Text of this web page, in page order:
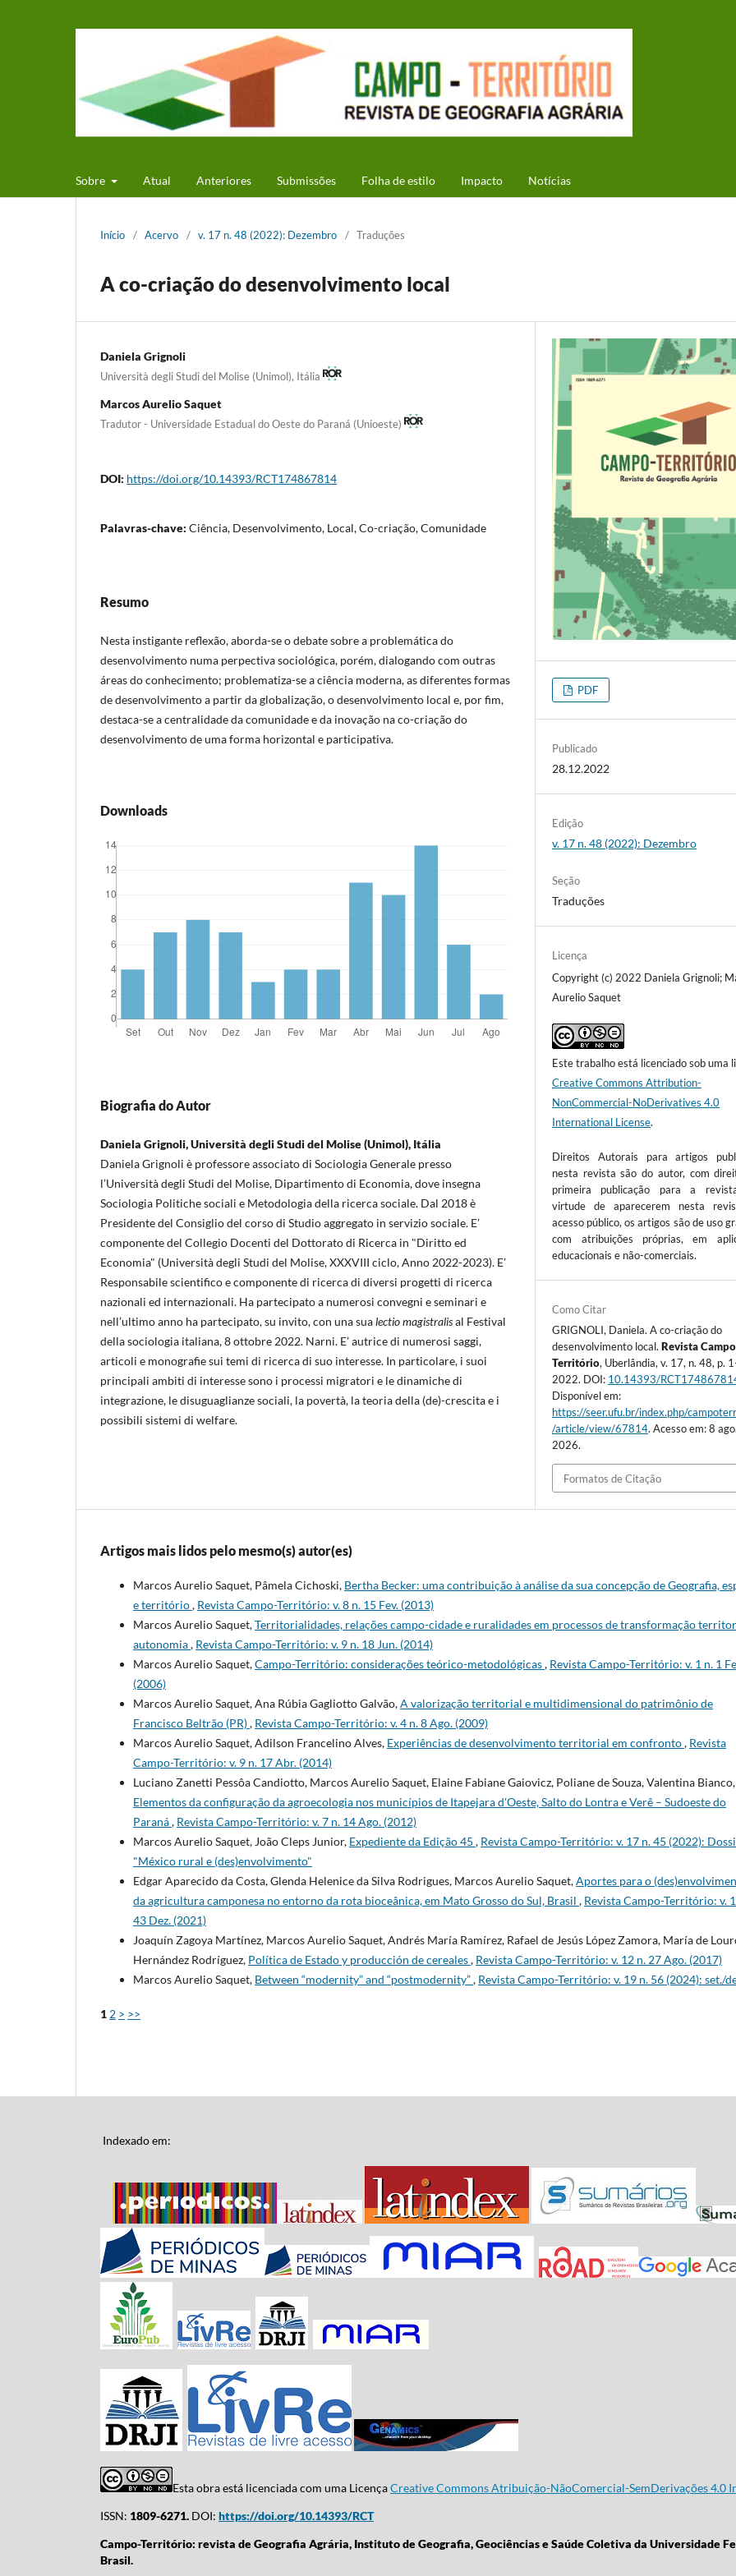
Sobre Atual Anteriores Submissões Folha de estilo Impacto Notícias
Início / Acervo / v. 17 n. 48 (2022): Dezembro / Traduções
A co-criação do desenvolvimento local
Daniela Grignoli
Università degli Studi del Molise (Unimol), Itália
Marcos Aurelio Saquet
Tradutor - Universidade Estadual do Oeste do Paraná (Unioeste)
DOI: https://doi.org/10.14393/RCT174867814
Palavras-chave: Ciência, Desenvolvimento, Local, Co-criação, Comunidade
Resumo
Nesta instigante reflexão, aborda-se o debate sobre a problemática do
desenvolvimento numa perpectiva sociológica, porém, dialogando com outras
áreas do conhecimento; problematiza-se a ciência moderna, as diferentes formas
de desenvolvimento a partir da globalização, o desenvolvimento local e, por fim,
destaca-se a centralidade da comunidade e da inovação na co-criação do
desenvolvimento de uma forma horizontal e participativa.
Downloads
Biografia do Autor
Daniela Grignoli, Università degli Studi del Molise (Unimol), Itália
Daniela Grignoli è professore associato di Sociologia Generale presso
l’Università degli Studi del Molise, Dipartimento di Economia, dove insegna
Sociologia Politiche sociali e Metodologia della ricerca sociale. Dal 2018 è
Presidente del Consiglio del corso di Studio aggregato in servizio sociale. E’
componente del Collegio Docenti del Dottorato di Ricerca in "Diritto ed
Economia" (Università degli Studi del Molise, XXXVIII ciclo, Anno 2022-2023). E’
Responsabile scientifico e componente di ricerca di diversi progetti di ricerca
nazionali ed internazionali. Ha partecipato a numerosi convegni e seminari e
nell’ultimo anno ha partecipato, su invito, con una sualectio magistralisal Festival
della sociologia italiana, 8 ottobre 2022. Narni. E’ autrice di numerosi saggi,
articoli e monografie sui temi di ricerca di suo interesse. In particolare, i suoi
principali ambiti di interesse sono i processi migratori e le dinamiche di
integrazione, le disuguaglianze sociali, la povertà, la teoria della (de)-crescita e i
possibili sistemi di welfare.
PDF
Publicado
28.12.2022
Edição
v. 17 n. 48 (2022): Dezembro
Seção
Traduções
Licença
Copyright (c) 2022 Daniela Grignoli;
Aurelio Saquet
Este trabalho está licenciado sob uma
Creative Commons Attribution-
NonCommercial-NoDerivatives 4.0
International License.
Direitos Autorais para artigos
nesta revista são do autor, com
primeira publicação para a
virtude de aparecerem nesta
acesso público, os artigos são de uso
com atribuições próprias, em
educacionais e não-comerciais.
Como Citar
GRIGNOLI, Daniela. A co-criação do
desenvolvimento local.Revista
Território, Uberlândia, v. 17, n. 48, p.
2022. DOI: 10.14393/
Disponível em:
https://seer.ufu.br/index.php/
/article/view/67814. Acesso em: 8 ago.
2026.
Formatos de Citação
Artigos mais lidos pelo mesmo(s) autor(es)
Marcos Aurelio Saquet, Pâmela Cichoski, Bertha Becker: uma contribuição à análise da sua concepção de Geografia,
e território, Revista Campo-Território: v. 8 n. 15 Fev. (2013)
Marcos Aurelio Saquet,Territorialidades, relações campo-cidade e ruralidades em processos de transformação
autonomia, Revista Campo-Território: v. 9 n. 18 Jun. (2014)
Marcos Aurelio Saquet,Campo-Território: considerações teórico-metodológicas, Revista Campo-Território: v. 1 n. 1
(2006)
Marcos Aurelio Saquet, Ana Rúbia Gagliotto Galvão,A valorização territorial e multidimensional do patrimônio de
Francisco Beltrão (PR), Revista Campo-Território: v. 4 n. 8 Ago. (2009)
Marcos Aurelio Saquet, Adilson Francelino Alves, Experiências de desenvolvimento territorial em confronto, Revista
Campo-Território: v. 9 n. 17 Abr. (2014)
Luciano Zanetti Pessôa Candiotto, Marcos Aurelio Saquet, Elaine Fabiane Gaiovicz, Poliane de Souza, Valentina Bianco,
Elementos da configuração da agroecologia nos municípios de Itapejara d'Oeste, Salto do Lontra e Verê – Sudoeste do
Paraná, Revista Campo-Território: v. 7 n. 14 Ago. (2012)
Marcos Aurelio Saquet, João Cleps Junior, Expediente da Edição 45 , Revista Campo-Território: v. 17 n. 45 (2022):
"México rural e (des)envolvimento"
Edgar Aparecido da Costa, Glenda Helenice da Silva Rodrigues, Marcos Aurelio Saquet,Aportes para o
da agricultura camponesa no entorno da rota bioceânica, em Mato Grosso do Sul, Brasil , Revista Campo-Território: v.
43 Dez. (2021)
Joaquín Zagoya Martínez, Marcos Aurelio Saquet, Andrés María Ramírez, Rafael de Jesús López Zamora, María de
Hernández Rodríguez, Política de Estado y producción de cereales, Revista Campo-Território: v. 12 n. 27 Ago. (2017)
Marcos Aurelio Saquet, Between “modernity” and “postmodernity”, Revista Campo-Território: v. 19 n. 56 (2024): set./
1 2 > >>
Indexado em:
Esta obra está licenciada com uma LicençaCreative Commons Atribuição-NãoComercial-SemDerivações 4.0
ISSN: 1809-6271. DOI: https://doi.org/10.14393/RCT
Campo-Território: revista de Geografia Agrária, Instituto de Geografia, Geociências e Saúde Coletiva da Universidade
Brasil.